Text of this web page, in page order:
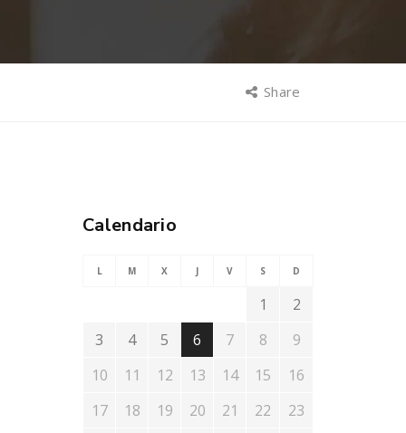
Share
Calendario
L M X J V S D
1
2
3
4 5 6 7 8
9
10
11 12 13 14 15
16
17
18 19 20 21 22
23